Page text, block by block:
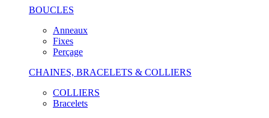
BOUCLES
Anneaux
Fixes
Perçage
CHAINES, BRACELETS & COLLIERS
COLLIERS
Bracelets